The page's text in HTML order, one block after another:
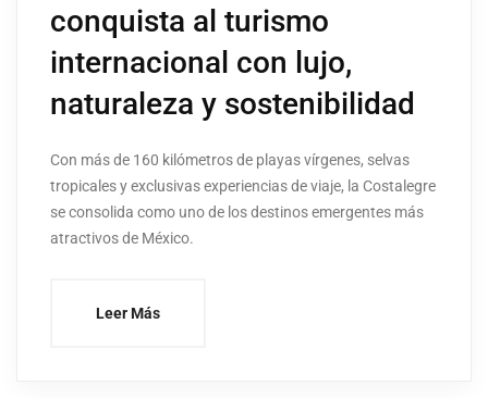
conquista al turismo
internacional con lujo,
naturaleza y sostenibilidad
Con más de 160 kilómetros de playas vírgenes, selvas
tropicales y exclusivas experiencias de viaje, la Costalegre
se consolida como uno de los destinos emergentes más
atractivos de México.
Leer Más